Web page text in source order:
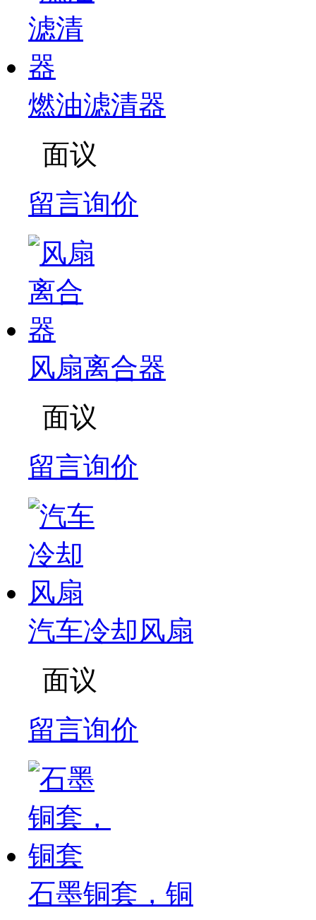
燃油滤清器
面议
留言询价
风扇离合器
面议
留言询价
汽车冷却风扇
面议
留言询价
石墨铜套，铜